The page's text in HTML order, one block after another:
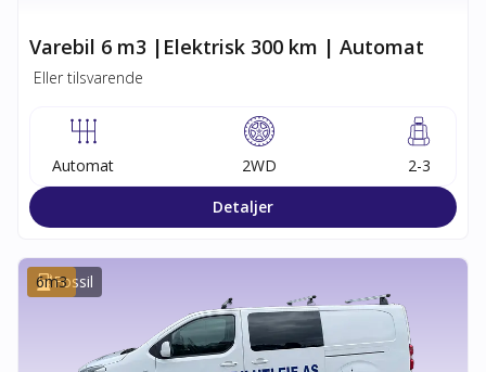
Varebil 6 m3 |Elektrisk 300 km | Automat
Eller tilsvarende
Automat 2WD
2-3
Detaljer
Fossil
6m3